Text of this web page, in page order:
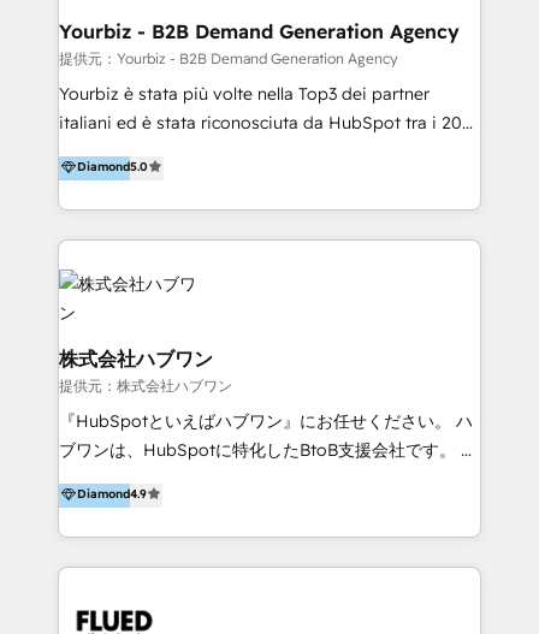
Integrations 💎Go-To-Market (GTM) Strategies &
Account-Based Marketing 💎CMS Development &
Conversion-Focused Websites With a 5.0⭐average
rating and 140+ verified client reviews on the
businesses globally for consistent delivery and high
client satisfaction. With deep HubSpot expertise and
your business with a proven and reliable HubSpot
Diamond Partner? 👉Connect with TRooInbound
today (https://www.trooinbound.com/contact-us)
Yourbiz - B2B Demand Generation Agency
提供元：Yourbiz - B2B Demand Generation Agency
Yourbiz è stata più volte nella Top3 dei partner
italiani ed è stata riconosciuta da HubSpot tra i 20
migliori partner EMEA per la gestione del cliente.
Stiamo accompagnando oltre 100 aziende nella
digitalizzazione e ottimizzazione dei processi di
marketing e vendita. Il nostro metodo DAM è stato
validato da oltre 350 manager: inizia con una precisa
mappatura dei canali di acquisizione dei contatti e
dei processi aziendali. Siamo accreditati da
HubSpot come fornitore ufficiale per le integrazioni
tra il CRM e altri sistemi aziendali, tra cui SAP,
AS400, TeamSystem. HubSpot ci ha riconosciuto
come formatori ufficiali per l'adozione del CRM in
50% più alto tra i nostri clienti rispetto le altre
aziende. Lavoriamo con aziende B2B tra i 5 e i 35
massimizzare il ritorno sugli investimenti.
Diamond5.0
株式会社ハブワン
提供元：株式会社ハブワン
『HubSpotといえばハブワン』にお任せください。 ハ
ブワンは、HubSpotに特化したBtoB支援会社です。 ノ
ーコードCMS構築、CRM／MA／SFAの設計・運用、他
システムAPI連携・開発、営業定着支援、カスタマーサ
クセス体制の設計まで、ワンストップ完結できる支援体
制を整えています。 HubSpotの導入支援だけでなく、
ナリオ設計まで含めてご提案。「導入して終わり」では
Diamond4.9